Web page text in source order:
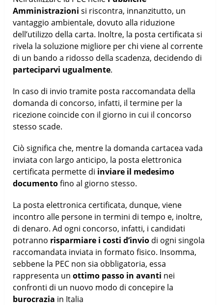
Amministrazioni si riscontra, innanzitutto, un
vantaggio ambientale, dovuto alla riduzione
dell’utilizzo della carta. Inoltre, la posta certificata si
rivela la soluzione migliore per chi viene al corrente
di un bando a ridosso della scadenza, decidendo di
parteciparvi ugualmente.
In caso di invio tramite posta raccomandata della
domanda di concorso, infatti, il termine per la
ricezione coincide con il giorno in cui il concorso
stesso scade.
Ciò significa che, mentre la domanda cartacea vada
inviata con largo anticipo, la posta elettronica
certificata permette di inviare il medesimo
documentofino al giorno stesso.
La posta elettronica certificata, dunque, viene
incontro alle persone in termini di tempo e, inoltre,
di denaro. Ad ogni concorso, infatti, i candidati
potranno risparmiare i costi d’invio di ogni singola
raccomandata inviata in formato fisico. Insomma,
sebbene la PEC non sia obbligatoria, essa
rappresenta unottimo passo in avanti nei
confronti di un nuovo modo di concepire la
burocrazia in Italia